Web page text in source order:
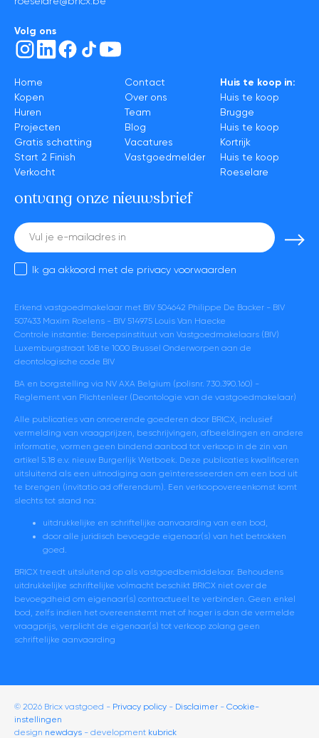
Volg ons
Home
Kopen
Huren
Projecten
Gratis schatting
Start 2 Finish
Verkocht
Contact
Over ons
Team
Blog
Vacatures
Vastgoedmelder
Huis te koop in:
Huis te koop
Brugge
Huis te koop
Kortrijk
Huis te koop
Roeselare
ontvang onze nieuwsbrief
E-
mail
Ik ga akkoord met de privacy voorwaarden
Erkend vastgoedmakelaar met BIV 504642 Philippe De Backer - BIV
507433 Maxim Roelens - BIV 514975 Louis Van Haecke
Controle instantie: Beroepsinstituut van Vastgoedmakelaars (BIV)
Luxemburgstraat 16B te 1000 Brussel Onderworpen aan de
deontologische code BIV
BA en borgstelling via NV AXA Belgium (polisnr. 730.390.160) -
Reglement van Plichtenleer (Deontologie van de vastgoedmakelaar)
Alle publicaties van onroerende goederen door BRICX, inclusief
vermelding van vraagprijzen, beschrijvingen, afbeeldingen en andere
informatie, vormen geen bindend aanbod tot verkoop in de zin van
artikel 5.18 e.v. nieuw Burgerlijk Wetboek. Deze publicaties kwalificeren
uitsluitend als een uitnodiging aan geïnteresseerden om een bod uit
te brengen (invitatio ad offerendum). Een verkoopovereenkomst komt
slechts tot stand na:
uitdrukkelijke en schriftelijke aanvaarding van een bod,
door alle juridisch bevoegde eigenaar(s) van het betrokken
goed.
BRICX treedt uitsluitend op als vastgoedbemiddelaar. Behoudens
uitdrukkelijke schriftelijke volmacht beschikt BRICX niet over de
bevoegdheid om eigenaar(s) contractueel te verbinden. Geen enkel
bod, zelfs indien het overeenstemt met of hoger is dan de vermelde
vraagprijs, verplicht de eigenaar(s) tot verkoop zolang geen
schriftelijke aanvaarding
© 2026 Bricx vastgoed Privacy policy Disclaimer - Cookie-
instellingen
design newdays - development kubrick